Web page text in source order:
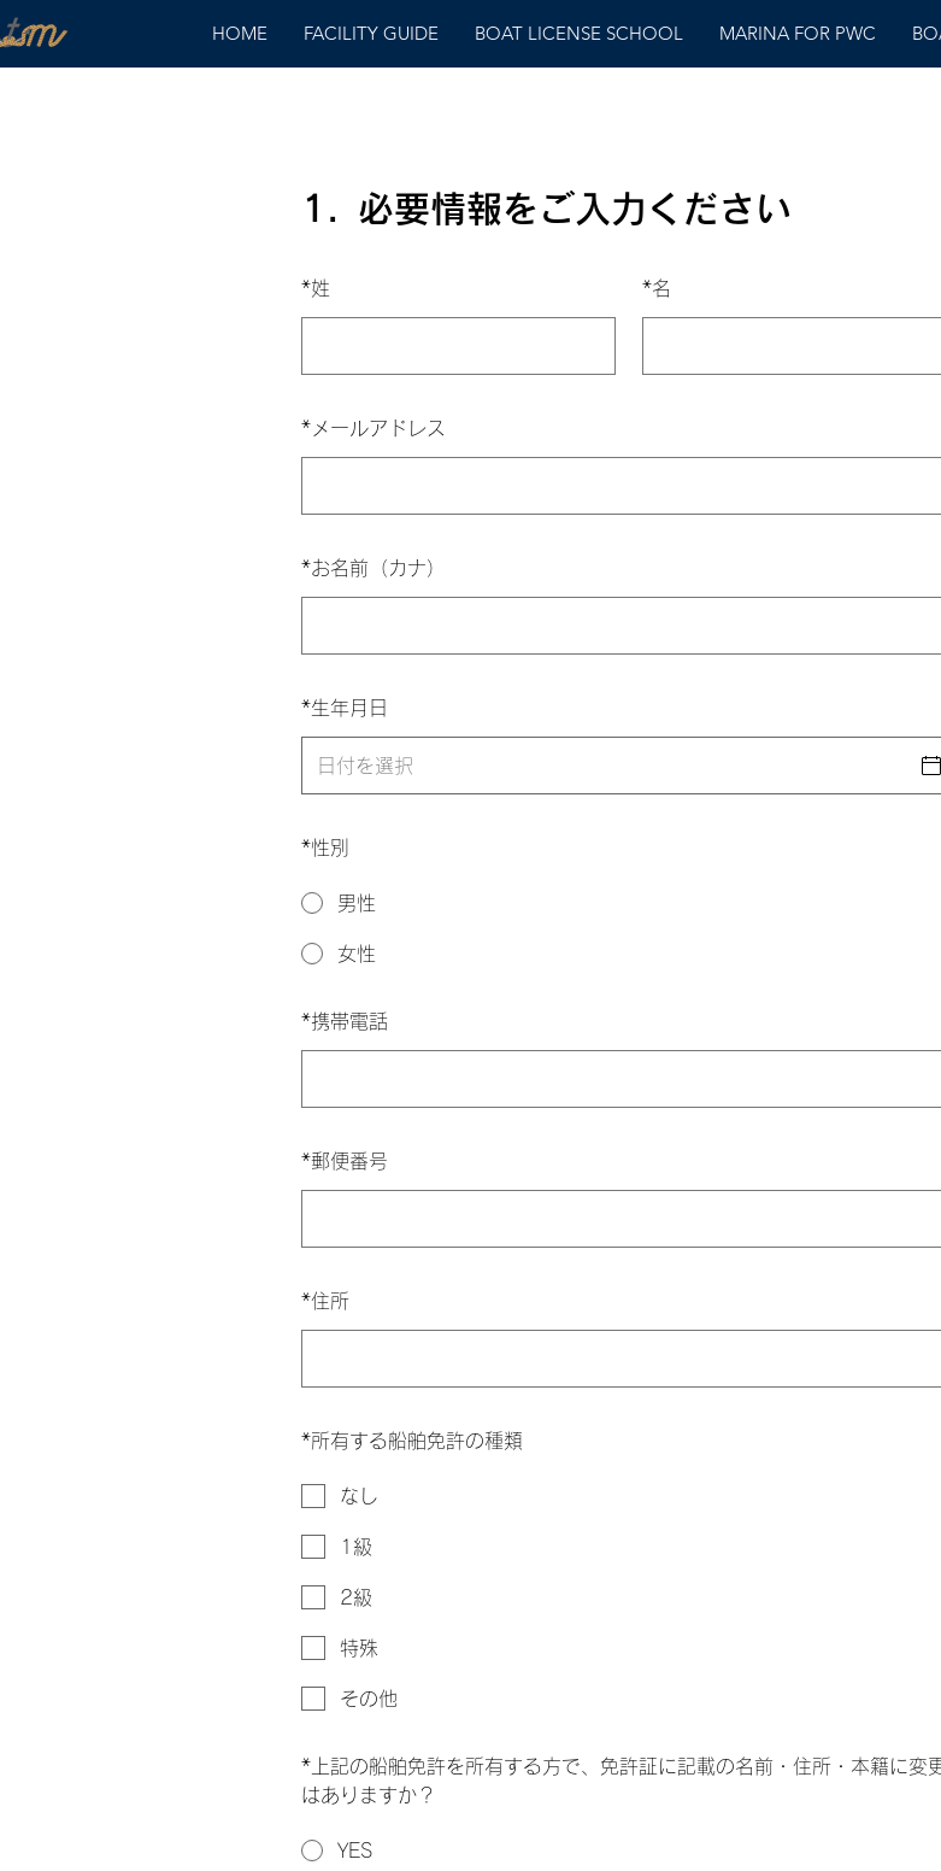
HOME FACILITY GUIDE BOAT LICENSE SCHOOL MARINA FOR PWC
1. 必要情報をご入力ください
*姓 *名
* メールアドレス
*お名前（カナ）
*生年月日
*性別
男性
女性
*携帯電話
*郵便番号
*住所
*所有する船舶免許の種類
なし
1級
2級
特殊
その他
* 上記の船舶免許を所有する方で、免許証に記載の名前・住所・本籍に変
はありますか？
YES